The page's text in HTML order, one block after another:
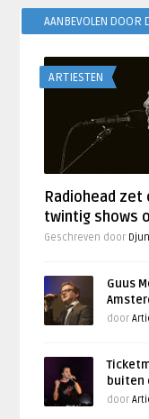
AANBEVOLEN DOOR
ARTIESTEN
Radiohead
twintig shows
Geschreven door
Guus
door
buiten
door